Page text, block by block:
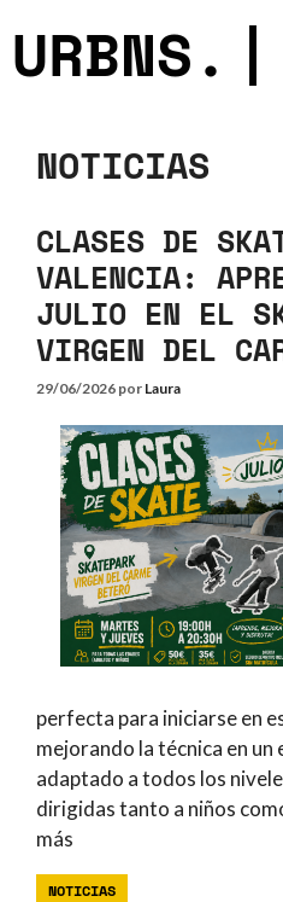
URBNS. |
NOTICIAS
CLASES DE
VALENCIA:
JULIO EN EL
VIRGEN DEL
29/06/2026 por Laura
perfecta para iniciarse en
mejorando la técnica en
adaptado a todos los
dirigidas tanto a niños
más
NOTICIAS